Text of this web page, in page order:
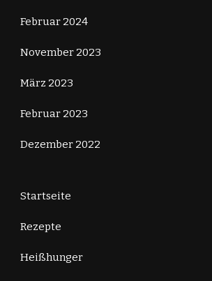
Februar 2024
November 2023
März 2023
Februar 2023
Dezember 2022
Startseite
Rezepte
Heißhunger